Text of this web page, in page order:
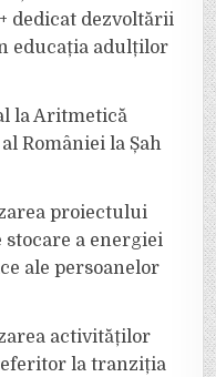
dedicat dezvoltării
educația adulților
la Aritmetică
României la Șah
proiectului
stocare a energiei
ale persoanelor
activităților
la tranziția